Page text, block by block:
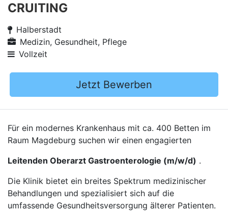
CRUITING
Halberstadt
Medizin, Gesundheit, Pflege
Vollzeit
Jetzt Bewerben
Für ein modernes Krankenhaus mit ca. 400 Betten im
Raum Magdeburg suchen wir einen engagierten
Leitenden Oberarzt Gastroenterologie (m/w/d) .
Die Klinik bietet ein breites Spektrum medizinischer
Behandlungen und spezialisiert sich auf die
umfassende Gesundheitsversorgung älterer Patienten.